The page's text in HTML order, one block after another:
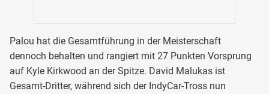
Palou hat die Gesamtführung in der Meisterschaft
dennoch behalten und rangiert mit 27 Punkten Vorsprung
auf Kyle Kirkwood an der Spitze. David Malukas ist
Gesamt-Dritter, während sich der IndyCar-Tross nun